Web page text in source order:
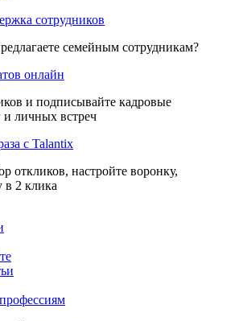
сотрудников
семейным сотрудникам?
онлайн
и подписывайте кадровые
и личных встреч
с Talantix
откликов, настройте воронку,
в 2 клика